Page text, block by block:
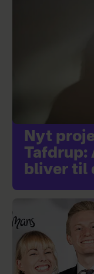
Nyt
Tafdrup:
bliver til